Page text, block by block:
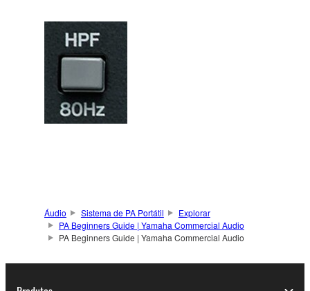
Áudio Sistema de PA Portátil
Explorar
PA Beginners Guide | Yamaha Commercial Audio
PA Beginners Guide | Yamaha Commercial Audio